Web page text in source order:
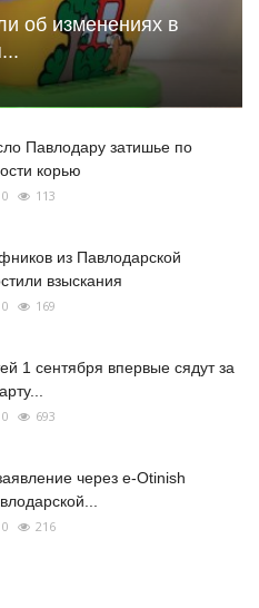
об изменениях в
Павлодару затишье по
корью
0 113
из Павлодарской
взыскания
0 169
1 сентября впервые сядут за
0 693
через e-Otinish
0 216